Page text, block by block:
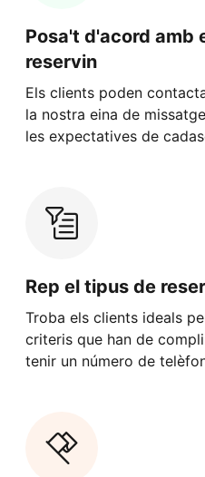
Posa't d'acord amb
reservin
Els clients poden
la nostra eina de
les expectatives de
Rep el tipus de
Troba els clients ideals
criteris que han de
tenir un número de